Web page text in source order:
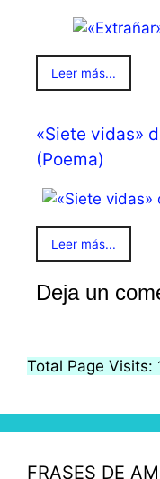
Leer más...
«Siete vidas»
(Poema)
Leer más...
Deja un
Total Page Visits:
FRASES DE